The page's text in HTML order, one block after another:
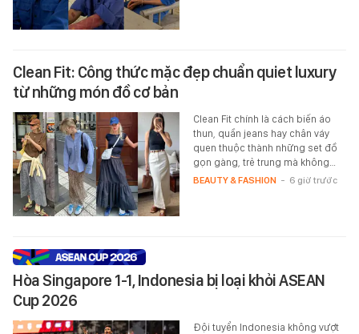
Clean Fit: Công thức mặc đẹp chuẩn quiet luxury
từ những món đồ cơ bản
Clean Fit chính là cách biến áo
thun, quần jeans hay chân váy
quen thuộc thành những set đồ
gọn gàng, trẻ trung mà không…
BEAUTY & FASHION - 6 giờ trước
Hòa Singapore 1-1, Indonesia bị loại khỏi ASEAN
Cup 2026
Đội tuyển Indonesia không vượt